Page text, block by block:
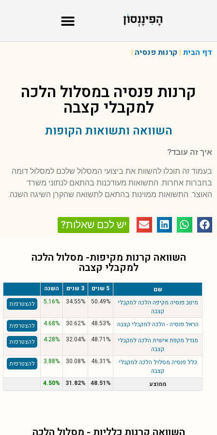
דף הבית | קרנות פנסיה |
קרנות פנסיה במסלול הלכה
למקבלי קצבה
השוואה ותשואות הקופות
איך זה עובד?
בעמוד זה תוכלו להשוות את ביצועי המסלול שלכם למסלול דומה
בחברות אחרות. התשואות מעודכנות בהתאם לנתוני משרד
האוצר. התשואות ממוינות בהתאם לתשואה שהקרן השיגה השנה.
יש לכם שאלות?
השוואה קרנות מקיפות- מסלול הלכה
למקבלי קצבה
שם 5 שנים 3 שנים
השנה
מיטב פנסיה מקיפה הלכה למקבלי
קצבה
50.49%
34.55%
5.16% להצטרפות
הראל פנסיה - הלכה למקבלי קצבה 48.53%
30.62%
4.68%
להצטרפות
מגדל מקפת אישית הלכה למקבלי
קצבה
48.71%
32.04%
4.28% להצטרפות
כלל פנסיה מסלול הלכה למקבלי
קצבה
46.31%
30.08%
3.88% להצטרפות
ממוצע 48.51%
31.82%
4.50%